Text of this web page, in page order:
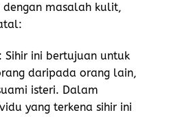
dengan masalah kulit,
: Sihir ini bertujuan untuk
daripada orang lain,
isteri. Dalam
yang terkena sihir ini